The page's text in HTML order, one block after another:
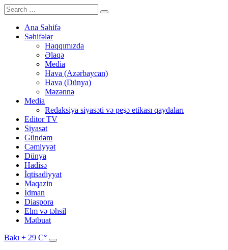
Ana Səhifə
Səhifələr
Haqqımızda
Əlaqə
Media
Hava (Azərbaycan)
Hava (Dünya)
Məzənnə
Media
Redaksiya siyasəti və peşə etikası qaydaları
Editor TV
Siyasət
Gündəm
Cəmiyyət
Dünya
Hadisə
İqtisadiyyat
Maqazin
İdman
Diaspora
Elm və təhsil
Mətbuat
Bakı + 29 C°